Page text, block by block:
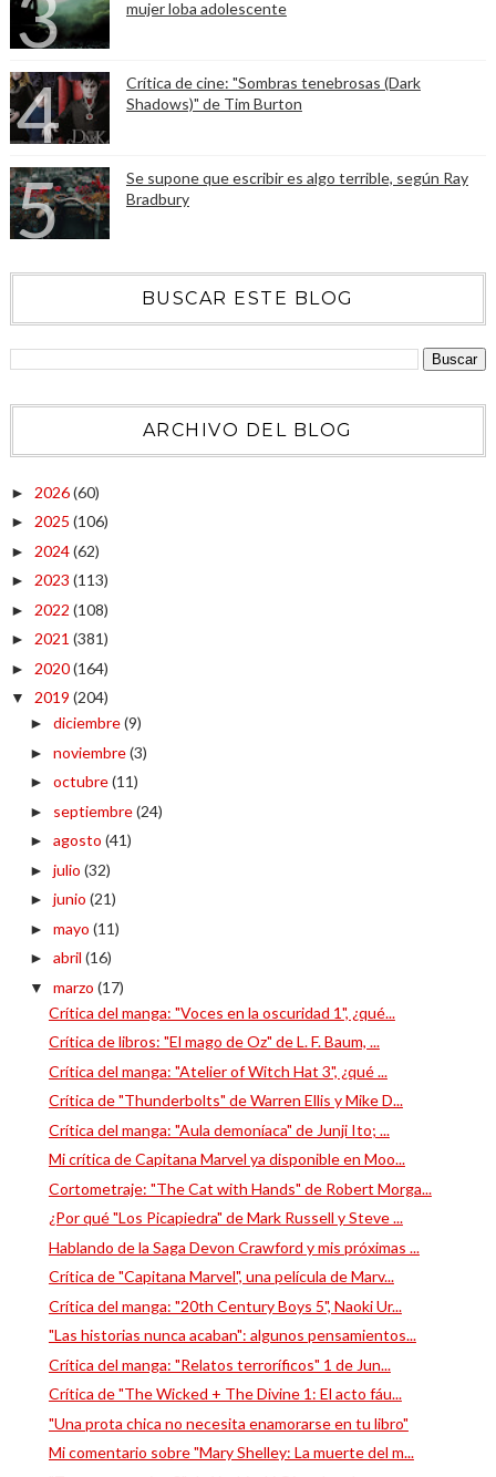
mujer loba adolescente
Crítica de cine: "Sombras tenebrosas (Dark
Shadows)" de Tim Burton
Se supone que escribir es algo terrible, según Ray
Bradbury
BUSCAR ESTE BLOG
ARCHIVO DEL BLOG
► 2026(60)
► 2025 (106)
► 2024(62)
► 2023 (113)
► 2022 (108)
► 2021 (381)
► 2020(164)
▼ 2019 (204)
► diciembre(9)
► noviembre(3)
► octubre(11)
► septiembre(24)
► agosto (41)
► julio (32)
► junio (21)
► mayo (11)
► abril (16)
▼ marzo (17)
Crítica del manga: "Voces en la oscuridad 1", ¿qué...
Crítica de libros: "El mago de Oz" de L. F. Baum, ...
Crítica del manga: "Atelier of Witch Hat 3", ¿qué ...
Crítica de "Thunderbolts" de Warren Ellis y Mike D...
Crítica del manga: "Aula demoníaca" de Junji Ito; ...
Mi crítica de Capitana Marvel ya disponible en Moo...
Cortometraje: "The Cat with Hands" de Robert Morga...
¿Por qué "Los Picapiedra" de Mark Russell y Steve ...
Hablando de la Saga Devon Crawford y mis próximas ...
Crítica de "Capitana Marvel", una película de Marv...
Crítica del manga: "20th Century Boys 5", Naoki Ur...
"Las historias nunca acaban": algunos pensamientos...
Crítica del manga: "Relatos terroríficos" 1 de Jun...
Crítica de "The Wicked + The Divine 1: El acto fáu...
"Una prota chica no necesita enamorarse en tu libro"
Mi comentario sobre "Mary Shelley: La muerte del m...